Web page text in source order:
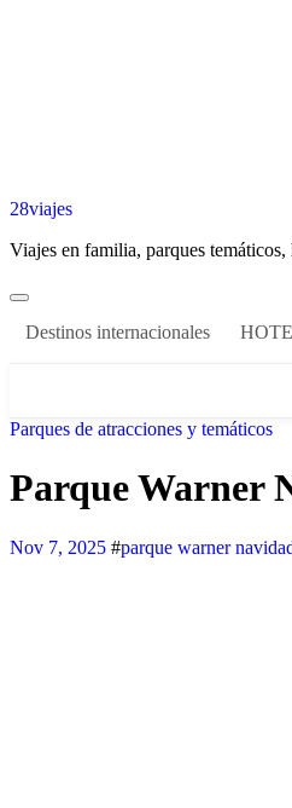
28viajes
Viajes en familia, parques temáticos,
Destinos internacionales
Parques de atracciones y temáticos
Parque Warner
Nov 7, 2025 #parque warner